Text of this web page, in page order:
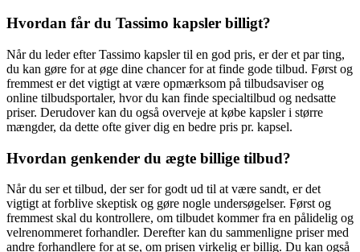
Hvordan får du Tassimo kapsler billigt?
Når du leder efter Tassimo kapsler til en god pris, er der et par ting,
du kan gøre for at øge dine chancer for at finde gode tilbud. Først og
fremmest er det vigtigt at være opmærksom på tilbudsaviser og
online tilbudsportaler, hvor du kan finde specialtilbud og nedsatte
priser. Derudover kan du også overveje at købe kapsler i større
mængder, da dette ofte giver dig en bedre pris pr. kapsel.
Hvordan genkender du ægte billige tilbud?
Når du ser et tilbud, der ser for godt ud til at være sandt, er det
vigtigt at forblive skeptisk og gøre nogle undersøgelser. Først og
fremmest skal du kontrollere, om tilbudet kommer fra en pålidelig og
velrenommeret forhandler. Derefter kan du sammenligne priser med
andre forhandlere for at se, om prisen virkelig er billig. Du kan også